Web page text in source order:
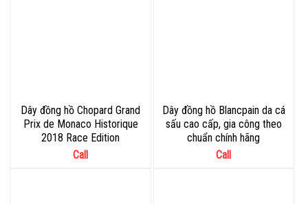
Dây đồng hồ Chopard Grand
Prix de Monaco Historique
2018 Race Edition
Call
Dây đồng hồ Blancpain da cá
sấu cao cấp, gia công theo
chuẩn chính hãng
Call